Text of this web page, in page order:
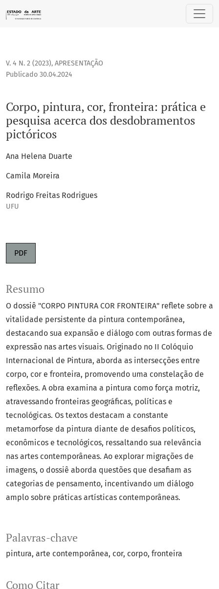
Corpo, pintura, cor, fronteira: prática e pesquisa acerca
V. 4 N. 2 (2023), APRESENTAÇÃO
Corpo, pintura, cor, fronteira: prática e
pesquisa acerca dos desdobramentos
pictóricos
Publicado 30.04.2024
Ana Helena Duarte
Camila Moreira
Rodrigo Freitas Rodrigues
UFU
PDF
Palavras-chave
pintura arte contemporânea cor corpo fronteira
Como Citar
Resumo
O dossiê "CORPO PINTURA COR FRONTEIRA" reflete sobre a
vitalidade persistente da pintura contemporânea,
destacando sua expansão e diálogo com outras formas de
expressão nas artes visuais. Originado no II Colóquio
Internacional de Pintura, aborda as intersecções entre
corpo, cor e fronteira, promovendo uma constelação de
reflexões. A obra examina a pintura como força motriz,
atravessando fronteiras geográficas, políticas e
tecnológicas. Os textos destacam a constante
metamorfose da pintura diante de desafios políticos,
econômicos e tecnológicos, ressaltando sua relevância
nas artes contemporâneas. Ao explorar migrações de
imagens, o dossiê aborda questões que desafiam as
categorias de pensamento, incentivando um diálogo
amplo sobre práticas artísticas contemporâneas.